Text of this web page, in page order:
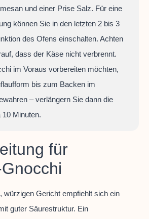
und einer Prise Salz. Für eine
können Sie in den letzten 2 bis 3
des Ofens einschalten. Achten
dass der Käse nicht verbrennt.
im Voraus vorbereiten möchten,
bis zum Backen im
– verlängern Sie dann die
Minuten.
für
würzigen Gericht empfiehlt sich ein
guter Säurestruktur. Ein